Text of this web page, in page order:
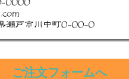
ご注文フォームへ